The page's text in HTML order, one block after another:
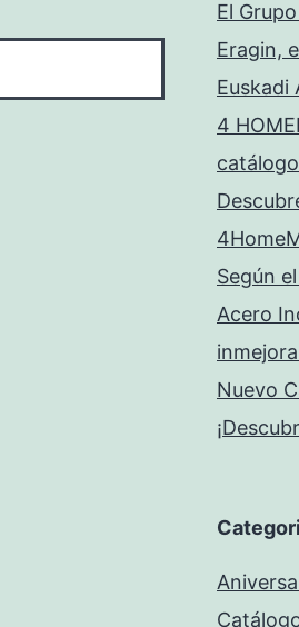
El
Eragin,
Euskadi
4
Según
Acero
Nuevo